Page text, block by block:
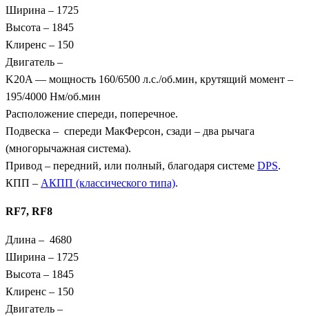
Ширина – 1725
Высота – 1845
Клиренс – 150
Двигатель –
K20A — мощность 160/6500 л.с./об.мин, крутящий момент –
195/4000 Нм/об.мин
Расположение спереди, поперечное.
Подвеска – спереди МакФерсон, сзади – два рычага
(многорычажная система).
Привод – передний, или полный, благодаря системе DPS.
КПП – АКПП (классического типа).
RF7, RF8
Длина – 4680
Ширина – 1725
Высота – 1845
Клиренс – 150
Двигатель –